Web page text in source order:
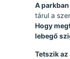
A
tárul a
Hogy
lebegő
Tetszik az